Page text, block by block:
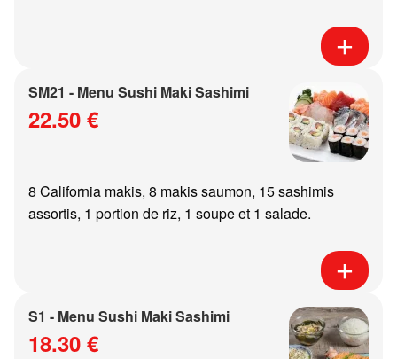
SM21 - Menu Sushi Maki Sashimi
22.50 €
8 California makis, 8 makis saumon, 15 sashimis
assortis, 1 portion de riz, 1 soupe et 1 salade.
S1 - Menu Sushi Maki Sashimi
18.30 €